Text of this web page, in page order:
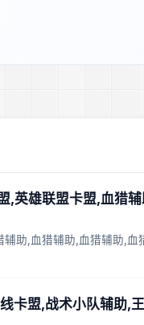
,英雄联盟卡盟,血猎
助,血猎辅助,血猎辅助,血
卡盟,战术小队辅助,